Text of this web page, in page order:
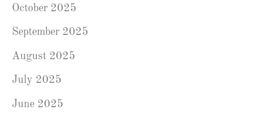
October 2025
September 2025
August 2025
July 2025
June 2025